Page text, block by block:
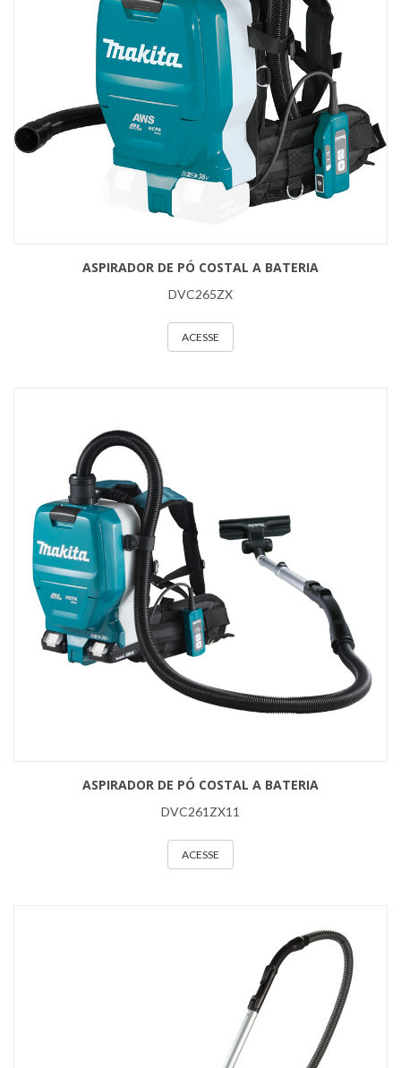
ASPIRADOR DE PÓ COSTAL A BATERIA
DVC265ZX
ACESSE
ASPIRADOR DE PÓ COSTAL A BATERIA
DVC261ZX11
ACESSE